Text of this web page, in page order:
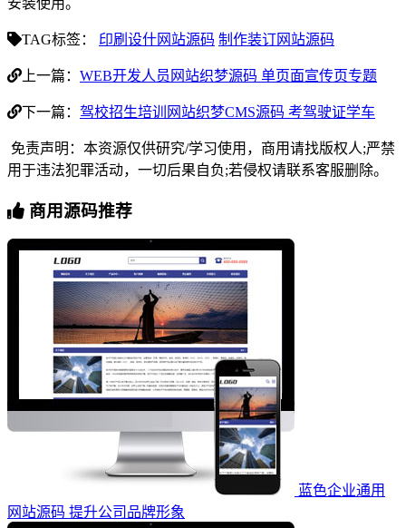
安装使用。
TAG标签： 印刷设什网站源码 制作装订网站源码
上一篇： WEB开发人员网站织梦源码 单页面宣传页专题
下一篇： 驾校招生培训网站织梦CMS源码 考驾驶证学车
免责声明：本资源仅供研究/学习使用，商用请找版权人;严禁
用于违法犯罪活动，一切后果自负;若侵权请联系客服删除。
商用源码推荐
蓝色企业通用
网站源码 提升公司品牌形象